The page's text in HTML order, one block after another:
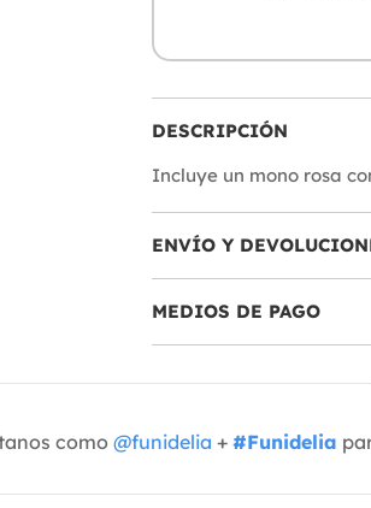
DESCRIPCIÓN
Incluye un mono rosa
ENVÍO Y
MEDIOS DE PAGO
como @funidelia + #Funidelia